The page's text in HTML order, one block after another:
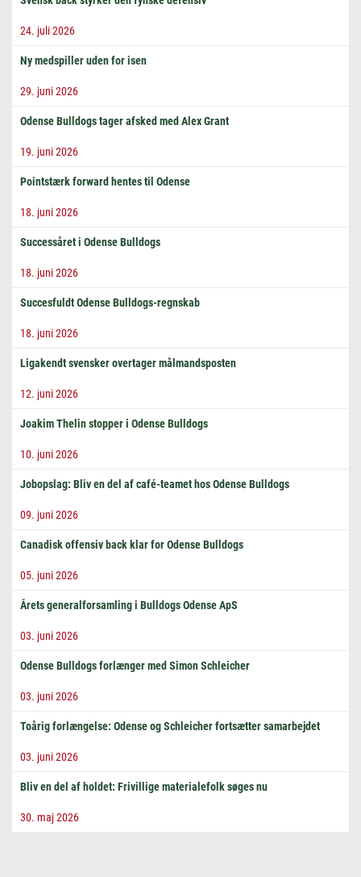
24. juli 2026
Ny medspiller uden for isen
29. juni 2026
Odense Bulldogs tager afsked med Alex Grant
19. juni 2026
Pointstærk forward hentes til Odense
18. juni 2026
Successåret i Odense Bulldogs
18. juni 2026
Succesfuldt Odense Bulldogs-regnskab
18. juni 2026
Ligakendt svensker overtager målmandsposten
12. juni 2026
Joakim Thelin stopper i Odense Bulldogs
10. juni 2026
Jobopslag: Bliv en del af café-teamet hos Odense Bulldogs
09. juni 2026
Canadisk offensiv back klar for Odense Bulldogs
05. juni 2026
Årets generalforsamling i Bulldogs Odense ApS
03. juni 2026
Odense Bulldogs forlænger med Simon Schleicher
03. juni 2026
Toårig forlængelse: Odense og Schleicher fortsætter samarbejdet
03. juni 2026
Bliv en del af holdet: Frivillige materialefolk søges nu
30. maj 2026